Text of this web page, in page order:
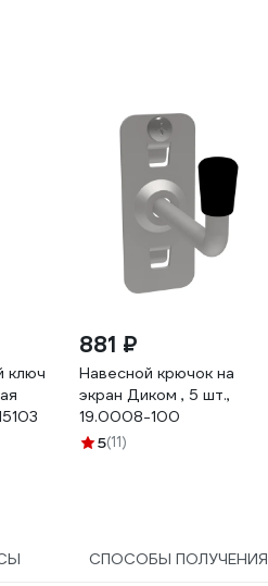
ключ
881 ₽
Навесной крючок на
экран Диком , 5 шт.,
19.0008-100
5(11)
СПОСОБЫ ПОЛУЧЕНИЯ